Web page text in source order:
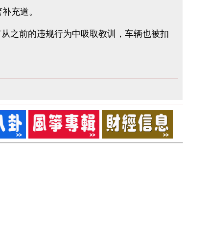
充道。
之前的违规行为中吸取教训，车辆也被扣